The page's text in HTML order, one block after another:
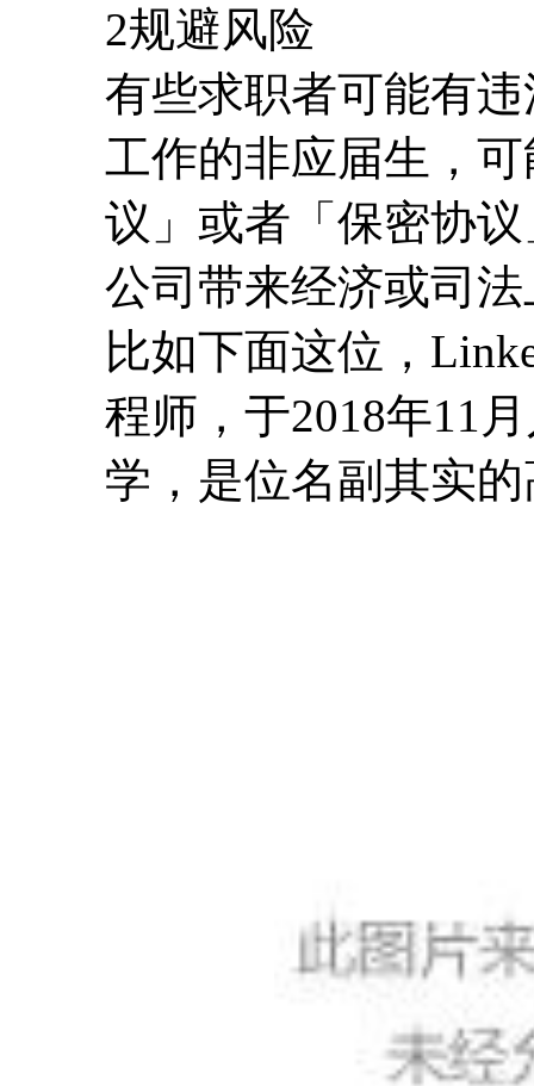
2规避风险
有些求职者可能有
工作的非应届生，
议」或者「保密协
公司带来经济或司
比如下面这位，
程师，于2018年11
学，是位名副其实